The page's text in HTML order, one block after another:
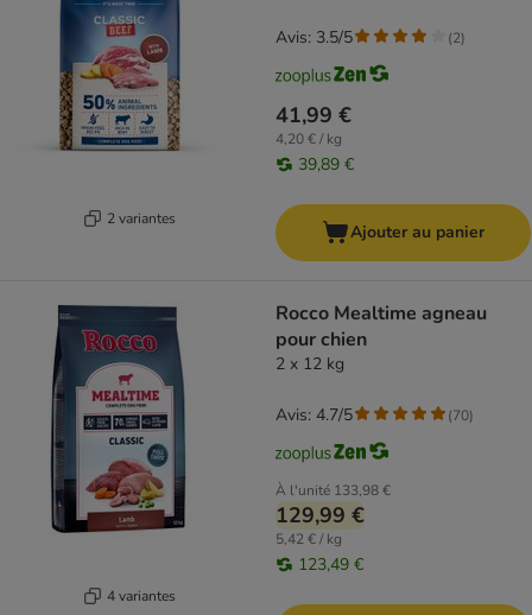
2 variantes
41,99 €
4,20 € / kg
39,89 €
Avis: 3.5/5 (2)
Ajouter au panier
4 variantes
Rocco Mealtime agneau
pour chien
2 x 12 kg
À l'unité 133,98 €
129,99 €
5,42 € / kg
123,49 €
Avis: 4.7/5 (70)